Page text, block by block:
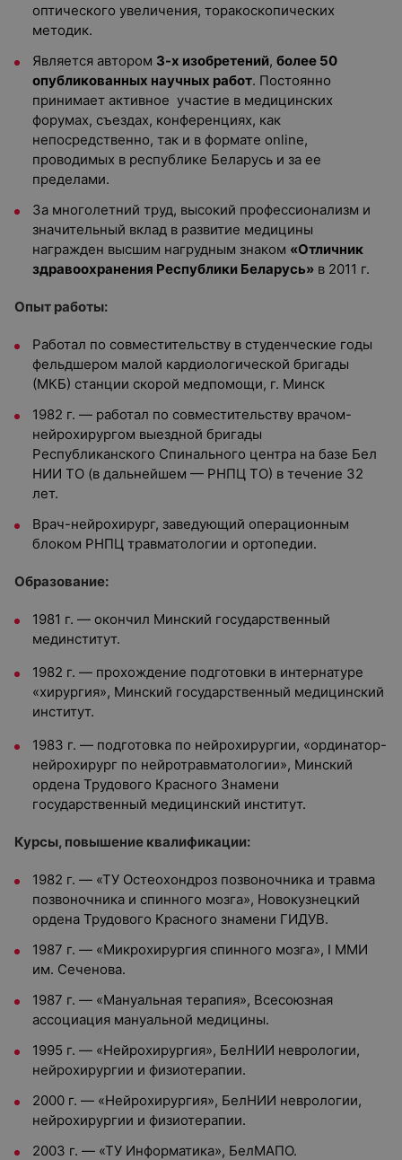
оптического увеличения, торакоскопических
методик.
Является автором 3-х изобретений, более 50
опубликованных научных работ. Постоянно
принимает активное участие в медицинских
форумах, съездах, конференциях, как
непосредственно, так и в формате online,
проводимых в республике Беларусь и за ее
пределами.
За многолетний труд, высокий профессионализм и
значительный вклад в развитие медицины
награжден высшим нагрудным знаком «Отличник
здравоохранения Республики Беларусь» в 2011 г.
Опыт работы:
Работал по совместительству в студенческие годы
фельдшером малой кардиологической бригады
(МКБ) станции скорой медпомощи, г. Минск
1982 г. — работал по совместительству врачом-
нейрохирургом выездной бригады
Республиканского Спинального центра на базе Бел
НИИ ТО (в дальнейшем — РНПЦ ТО) в течение 32
лет.
Врач-нейрохирург, заведующий операционным
блоком РНПЦ травматологии и ортопедии.
Образование:
1981 г. — окончил Минский государственный
мединститут.
1982 г. — прохождение подготовки в интернатуре
«хирургия», Минский государственный медицинский
институт.
1983 г. — подготовка по нейрохирургии, «ординатор-
нейрохирург по нейротравматологии», Минский
ордена Трудового Красного Знамени
государственный медицинский институт.
Курсы, повышение квалификации:
1982 г. — «ТУ Остеохондроз позвоночника и травма
позвоночника и спинного мозга», Новокузнецкий
ордена Трудового Красного знамени ГИДУВ.
1987 г. — «Микрохирургия спинного мозга», I ММИ
им. Сеченова.
1987 г. — «Мануальная терапия», Всесоюзная
ассоциация мануальной медицины.
1995 г. — «Нейрохирургия», БелНИИ неврологии,
нейрохирургии и физиотерапии.
2000 г. — «Нейрохирургия», БелНИИ неврологии,
нейрохирургии и физиотерапии.
2003 г. — «ТУ Информатика», БелМАПО.